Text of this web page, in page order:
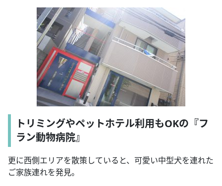
トリミングやペットホテル利用もOKの『フ
ラン動物病院』
更に西側エリアを散策していると、可愛い中型犬を連れた
ご家族連れを発見。